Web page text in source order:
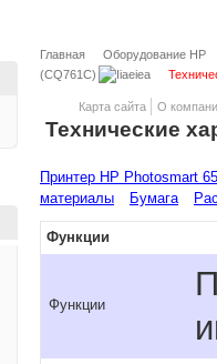
Карта сайта О
Главная
Оборудование HP
(CQ761C)
Технические
Принтер HP Photosmart
материалы
Бумага
Функции
Функции